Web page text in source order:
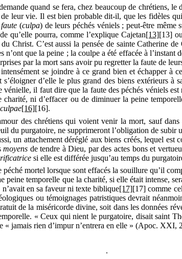
quand se fera, chez beaucoup de chrétiens,
de leur vie. Il est bien probable dit-il, que les fidèles
faute(culpa) de leurs péchés véniels ; peut-être même
qu’elle pourra, comme l’explique Cajetan[13][13]
Christ. C’est aussi la pensée de sainte Catherine
n’ont que la peine ; la coulpe a été effacée à
par la mort sans avoir pu regretter la faute de
intensément se joindre à ce grand bien et échapper
s’éloigner d’elle le plus grand des biens extérieurs
il faut dire que la faute des péchés véniels est
ni d’effacer ou de diminuer la peine
culpae[16][16].
des chrétiens qui voient venir la mort, sauf
du purgatoire, ne supprimeront l’obligation de
un attachement déréglé aux biens créés, lequel
moyens de tendre à Dieu, par des actes bons et
si elle est différée jusqu’au temps du
mortel lorsque sont effacés la souillure qu’il
peine temporelle que la charité, si elle était intense,
en sa faveur ni texte biblique[17][17] comme
ou témoignages patristiques devrait
de la miséricorde divine, soit dans les données
« Ceux qui nient le purgatoire, disait saint
« jamais rien d’impur n’entrera en elle » (Apoc. XXI,
.